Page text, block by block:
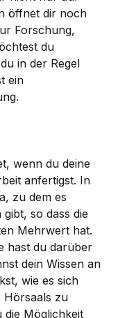
öffnet dir noch
Forschung,
du
in der Regel
ein
wenn du deine
anfertigst. In
zu dem es
so dass die
Mehrwert hat.
hast du darüber
dein Wissen an
wie es sich
Hörsaals zu
die Möglichkeit